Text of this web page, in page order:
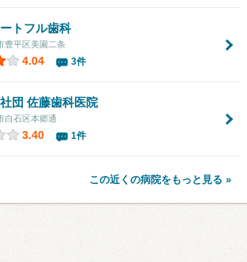
トフル歯科
豊平区美園二条
4.04 3件
団 佐藤歯科医院
白石区本郷通
3.40 1件
この近くの病院をもっと見る »